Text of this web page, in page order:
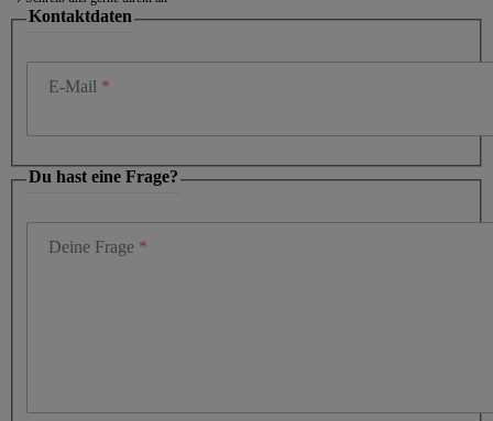
Kontaktdaten
E-Mail
Du hast eine Frage?
Deine Frage